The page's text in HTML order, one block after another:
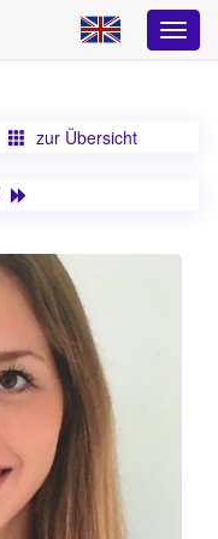
zur Übersicht